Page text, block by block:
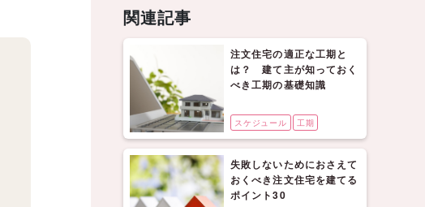
関連記事
注文住宅の適正な工期と
は？ 建て主が知っておく
べき工期の基礎知識
スケジュール 工期
失敗しないためにおさえて
おくべき注文住宅を建てる
ポイント30